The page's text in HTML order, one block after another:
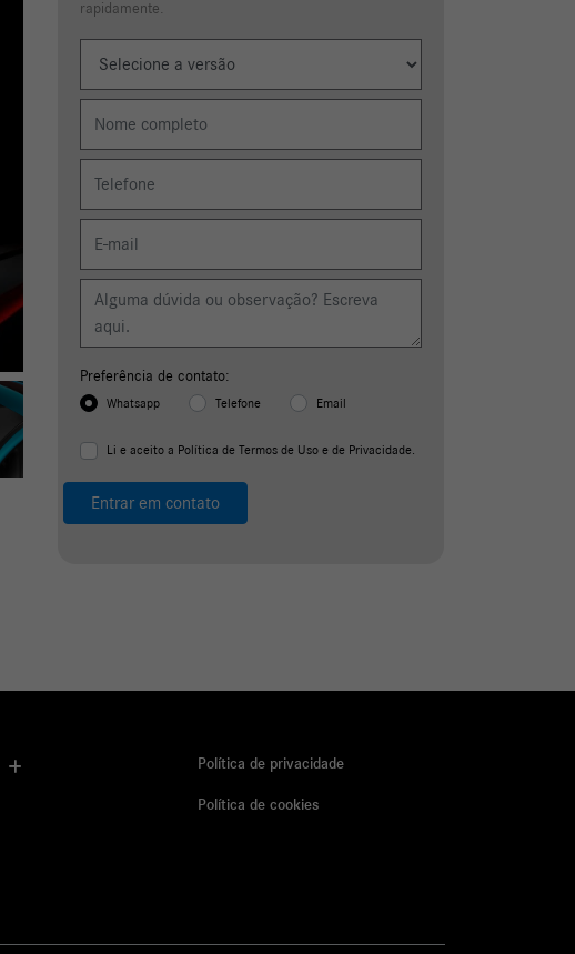
Para solicitar uma cotação, por favor, preencha o
formulário abaixo que entraremos em contato
rapidamente.
Preferência de contato:
Whatsapp Telefone
Política de privacidade
Política de cookies